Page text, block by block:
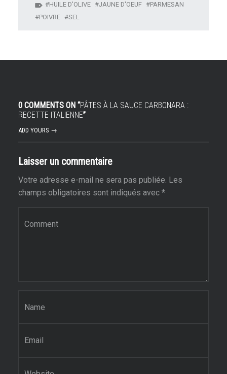
HUILE D'OLIVE
JAUNE D'OEUF
PARMESAN
POIVRE
SEL
0 COMMENTS ON “PÂTES À LA SAUCE CARBONARA :
RECETTE ITALIENNE”
ADD YOURS →
Laisser un commentaire
Votre adresse e-mail ne sera pas publiée. Les
champs obligatoires sont indiqués avec *